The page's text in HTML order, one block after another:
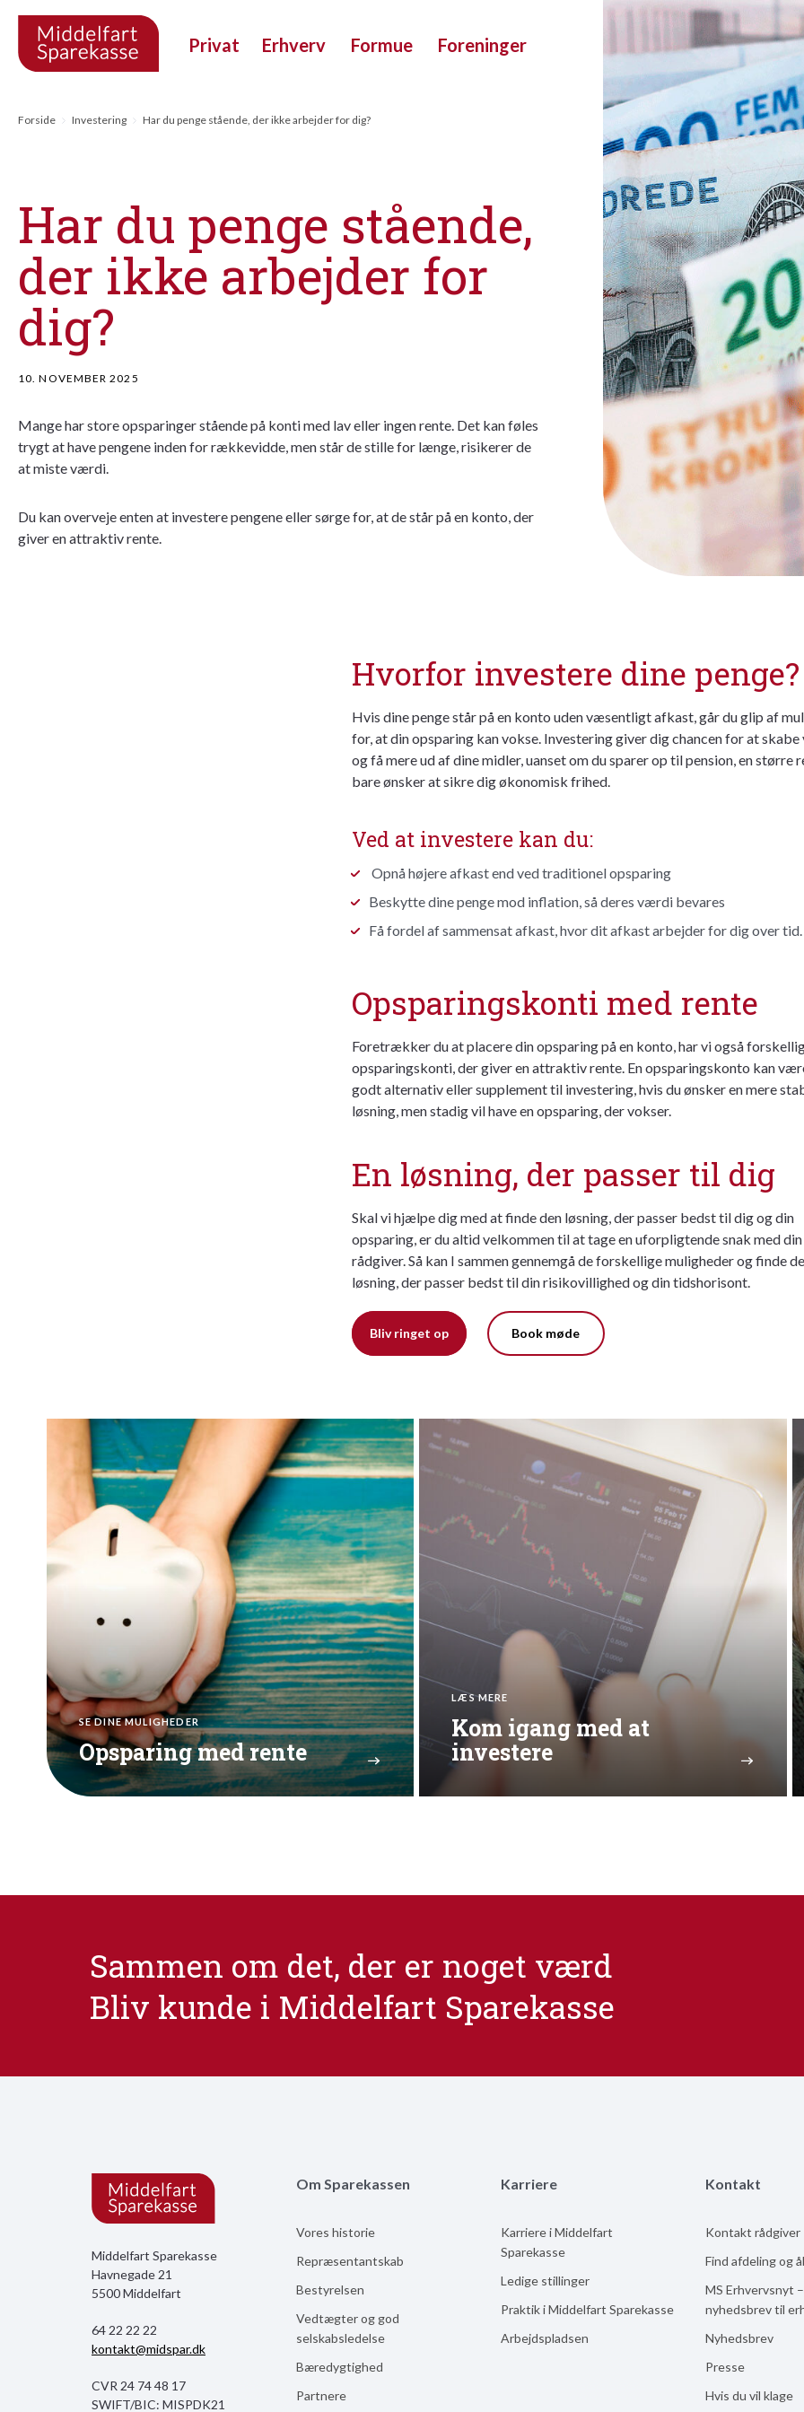
Privat Erhverv Formue Foreninger
Forside Investering Har du penge stående, der ikke arbejder for dig?
Har du penge stående,
der ikke arbejder for
dig?
10. NOVEMBER 2025
Mange har store opsparinger stående på konti med lav eller ingen rente. Det kan føles
trygt at have pengene inden for rækkevidde, men står de stille for længe, risikerer de
at miste værdi.
Du kan overveje enten at investere pengene eller sørge for, at de står på en konto, der
giver en attraktiv rente.
Hvorfor investere dine penge?
Hvis dine penge står på en konto uden væsentligt afkast, går du glip af
for, at din opsparing kan vokse. Investering giver dig chancen for at
og få mere ud af dine midler, uanset om du sparer op til pension, en større
bare ønsker at sikre dig økonomisk frihed.
Ved at investere kan du:
Opnå højere afkast end ved traditionel opsparing
Beskytte dine penge mod inflation, så deres værdi bevares
Få fordel af sammensat afkast, hvor dit afkast arbejder for dig over tid.
Opsparingskonti med rente
Foretrækker du at placere din opsparing på en konto, har vi også
opsparingskonti, der giver en attraktiv rente. En opsparingskonto kan
godt alternativ eller supplement til investering, hvis du ønsker en mere
løsning, men stadig vil have en opsparing, der vokser.
En løsning, der passer til dig
Skal vi hjælpe dig med at finde den løsning, der passer bedst til dig og din
opsparing, er du altid velkommen til at tage en uforpligtende snak med din
rådgiver. Så kan I sammen gennemgå de forskellige muligheder og finde
løsning, der passer bedst til din risikovillighed og din tidshorisont.
Bliv ringet op Book møde
SE DINE MULIGHEDER
Opsparing med rente
LÆS MERE
Kom igang med at
investere
Sammen om det, der er noget værd
Bliv kunde i Middelfart Sparekasse
Middelfart Sparekasse
Havnegade 21
5500 Middelfart
64 22 22 22
kontakt@midspar.dk
CVR 24 74 48 17
SWIFT/BIC: MISPDK21
Om Sparekassen
Vores historie
Repræsentantskab
Bestyrelsen
Vedtægter og god
selskabsledelse
Bæredygtighed
Partnere
Karriere
Karriere i Middelfart
Sparekasse
Ledige stillinger
Praktik i Middelfart Sparekasse
Arbejdspladsen
Kontakt
Kontakt rådgiver
Find afdeling og
MS Erhvervsnyt
nyhedsbrev til
Nyhedsbrev
Presse
Hvis du vil klage